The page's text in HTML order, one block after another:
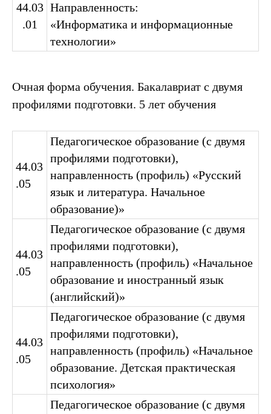
44.03
.01
Направленность:
«Информатика и информационные
технологии»
Очная форма обучения. Бакалавриат с двумя
профилями подготовки. 5 лет обучения
44.03
.05
Педагогическое образование (с двумя
профилями подготовки),
направленность (профиль) «Русский
язык и литература. Начальное
образование)»
44.03
.05
Педагогическое образование (с двумя
профилями подготовки),
направленность (профиль) «Начальное
образование и иностранный язык
(английский)»
44.03
.05
Педагогическое образование (с двумя
профилями подготовки),
направленность (профиль) «Начальное
образование. Детская практическая
психология»
Педагогическое образование (с двумя